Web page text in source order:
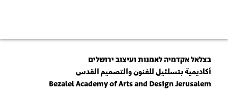
בצלאל אקדמיה לאמנות ועיצוב ירושלים
أكاديمية بتسلئيل للفنون والتصميم القدس
Bezalel Academy of Arts and Design Jerusalem